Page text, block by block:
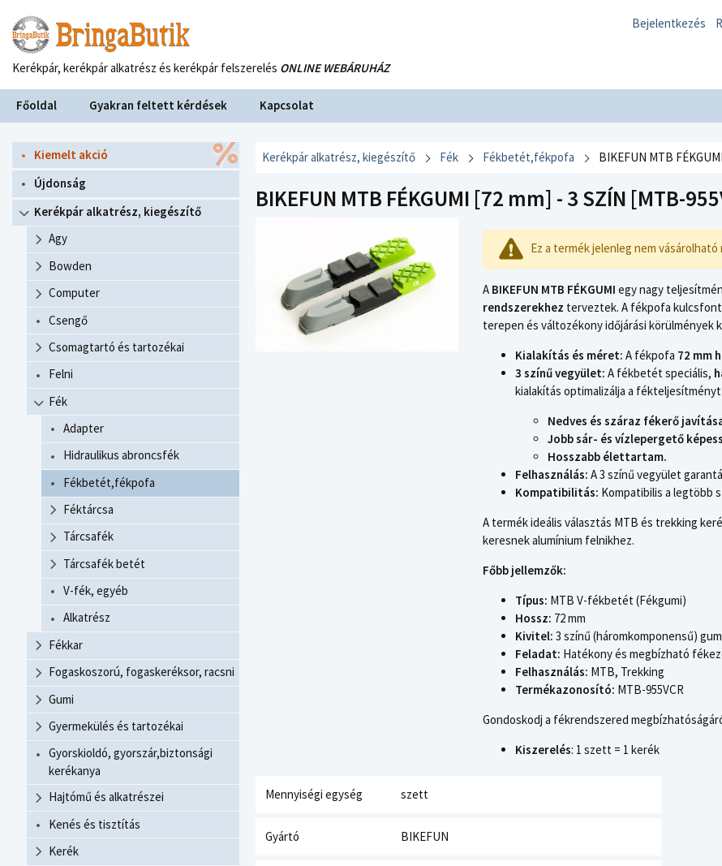
Bejelentkezés
Kerékpár, kerékpár alkatrész és kerékpár felszerelés ONLINE WEBÁRUHÁZ
Főoldal Gyakran feltett kérdések Kapcsolat
Kiemelt akció
Újdonság
Kerékpár alkatrész, kiegészítő
Agy
Bowden
Computer
Csengő
Csomagtartó és tartozékai
Felni
Fék
Adapter
Hidraulikus abroncsfék
Fékbetét,fékpofa
Féktárcsa
Tárcsafék
Tárcsafék betét
V-fék, egyéb
Alkatrész
Fékkar
Fogaskoszorú, fogaskeréksor, racsni
Gumi
Gyermekülés és tartozékai
Gyorskioldó, gyorszár,biztonsági
kerékanya
Hajtómű és alkatrészei
Kenés és tisztítás
Kerék
Kerékpár alkatrész, kiegészítő Fék Fékbetét,fékpofa BIKEFUN MTB
BIKEFUN MTB FÉKGUMI [72 mm] - 3 SZÍN [MTB-
Ez a termék jelenleg nem vásárolható
A BIKEFUN MTB FÉKGUMI egy nagy
rendszerekhez terveztek. A fékpofa
terepen és változékony időjárási körülmények
Kialakítás és méret: A fékpofa 72 mm
3 színű vegyület: A fékbetét speciális,
kialakítás optimalizálja a
Nedves és száraz fékerő
Jobb sár- és vízlepergető
Hosszabb élettartam.
Felhasználás: A 3 színű vegyület
Kompatibilitás: Kompatibilis a legtöbb
A termék ideális választás MTB és trekking
keresnek alumínium felnikhez.
Főbb jellemzők:
Típus: MTB V-fékbetét (Fékgumi)
Hossz: 72 mm
Kivitel: 3 színű (háromkomponensű)
Feladat: Hatékony és megbízható
Felhasználás: MTB, Trekking
Termékazonosító: MTB-955VCR
Gondoskodj a fékrendszered
Kiszerelés: 1 szett = 1 kerék
Mennyiségi egység szett
Gyártó BIKEFUN